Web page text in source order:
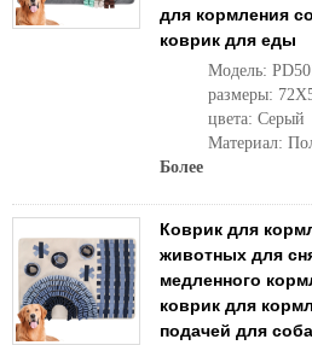
для кормления
коврик для еды
Модель:
размеры:
цвета: Серый
Материал:
Более
Коврик для
животных для
медленного
коврик для
подачей для